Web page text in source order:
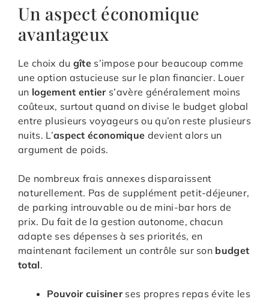
Un aspect économique
avantageux
Le choix du gîte s’impose pour beaucoup comme
une option astucieuse sur le plan financier. Louer
un logement entiers’avère généralement moins
coûteux, surtout quand on divise le budget global
entre plusieurs voyageurs ou qu’on reste plusieurs
nuits. L’aspect économique devient alors un
argument de poids.
De nombreux frais annexes disparaissent
naturellement. Pas de supplément petit-déjeuner,
de parking introuvable ou de mini-bar hors de
prix. Du fait de la gestion autonome, chacun
adapte ses dépenses à ses priorités, en
maintenant facilement un contrôle sur son budget
total.
Pouvoir cuisinerses propres repas évite les